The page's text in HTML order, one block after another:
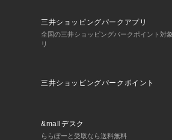
した時計にセットされている電池は、機
かをチェックするモニター電池となっ
いただくまでの期間にも電池はある程度
三井ショッピングパークアプリ
全国の三井ショッピングパークポイント対
リ
三井ショッピングパークポイント
&mallデスク
ららぽーと受取なら送料無料